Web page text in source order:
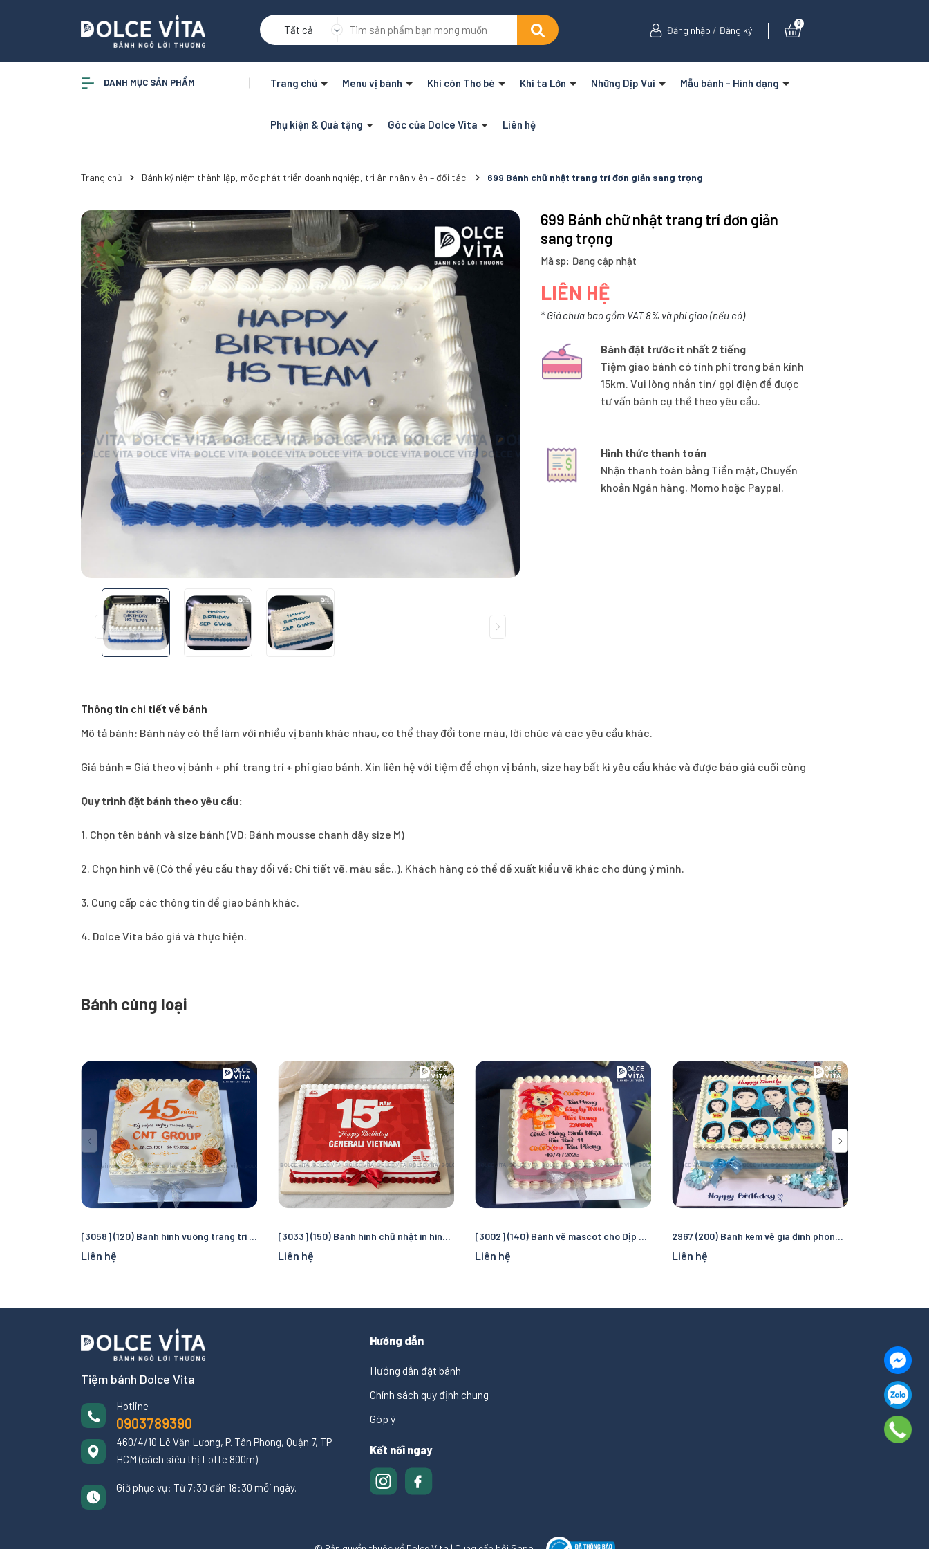
Tất cả Đăng nhập / Đăng ký
0
DANH MỤC SẢN PHẨM Trang chủ Menu vị bánh Khi còn Thơ bé Khi ta Lớn Những Dịp Vui Mẫu bánh - Hình dạng
Phụ kiện & Quà tặng Góc của Dolce Vita Liên hệ
Trang chủ Bánh kỷ niệm thành lập, mốc phát triển doanh nghiệp, tri ân nhân viên – đối tác. 699 Bánh chữ nhật trang trí đơn giản sang trọng
699 Bánh chữ nhật trang trí đơn giản
sang trọng
Mã sp: Đang cập nhật
LIÊN HỆ
* Giá chưa bao gồm VAT 8% và phí giao (nếu có)
Bánh đặt trước ít nhất 2 tiếng
Tiệm giao bánh có tính phí trong bán kính
15km. Vui lòng nhắn tin/ gọi điện để được
tư vấn bánh cụ thể theo yêu cầu.
Hình thức thanh toán
Nhận thanh toán bằng Tiền mặt, Chuyển
khoản Ngân hàng, Momo hoặc Paypal.
Thông tin chi tiết về bánh
Mô tả bánh: Bánh này có thể làm với nhiều vị bánh khác nhau, có thể thay đổi tone màu, lời chúc và các yêu cầu khác.
Giá bánh = Giá theo vị bánh + phí trang trí + phí giao bánh. Xin liên hệ với tiệm để chọn vị bánh, size hay bất kì yêu cầu khác và được báo giá cuối cùng
Quy trình đặt bánh theo yêu cầu:
1. Chọn tên bánh và size bánh (VD: Bánh mousse chanh dây size M)
2. Chọn hình vẽ (Có thể yêu cầu thay đổi về: Chi tiết vẽ, màu sắc..). Khách hàng có thể đề xuất kiểu vẽ khác cho đúng ý mình.
3. Cung cấp các thông tin để giao bánh khác.
4. Dolce Vita báo giá và thực hiện.
Bánh cùng loại
[3058] (120) Bánh hình vuông trang trí hoa kem - Bánh sự kiện doanh nghiệp
Liên hệ
[3033] (150) Bánh hình chữ nhật in hình, có logo kỷ niệm ngày sinh nhật/ thành lập doanh nghiệp
Liên hệ
[3002] (140) Bánh vẽ mascot cho Dịp khai trương - ngày thành lập
Liên hệ
2967 (200) Bánh kem vẽ gia đình phong cách gia phả
Liên hệ
Tiệm bánh Dolce Vita
Hotline
0903789390
460/4/10 Lê Văn Lương, P. Tân Phong, Quận 7, TP
HCM (cách siêu thị Lotte 800m)
Giờ phục vụ: Từ 7:30 đến 18:30 mỗi ngày.
Hướng dẫn
Hướng dẫn đặt bánh
Chính sách quy định chung
Góp ý
Kết nối ngay